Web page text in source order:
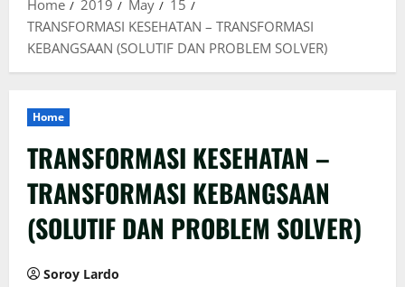
Home
2019 May
15
TRANSFORMASI KESEHATAN – TRANSFORMASI
KEBANGSAAN (SOLUTIF DAN PROBLEM SOLVER)
Home
TRANSFORMASI KESEHATAN –
TRANSFORMASI KEBANGSAAN
(SOLUTIF DAN PROBLEM SOLVER)
Soroy Lardo